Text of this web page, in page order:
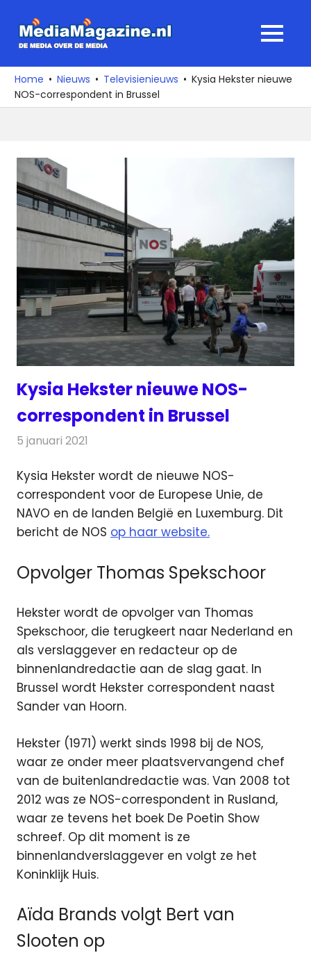
naar
media
over
de
MENU
Home Nieuws Televisienieuws
Kysia Hekster nieuwe
NOS-correspondent in Brussel
Kysia Hekster nieuwe NOS-
correspondent in Brussel
5 januari 2021
Kysia Hekster wordt de nieuwe NOS-
correspondent voor de Europese Unie, de
NAVO en de landen België en Luxemburg. Dit
bericht de NOS op haar website.
Opvolger Thomas Spekschoor
Hekster wordt de opvolger van Thomas
Spekschoor, die terugkeert naar Nederland en
als verslaggever en redacteur op de
binnenlandredactie aan de slag gaat. In
Brussel wordt Hekster correspondent naast
Sander van Hoorn.
Hekster (1971) werkt sinds 1998 bij de NOS,
waar ze onder meer plaatsvervangend chef
van de buitenlandredactie was. Van 2008 tot
2012 was ze NOS-correspondent in Rusland,
waar ze tevens het boek De Poetin Show
schreef. Op dit moment is ze
binnenlandverslaggever en volgt ze het
Koninklijk Huis.
Aïda Brands volgt Bert van
Slooten op